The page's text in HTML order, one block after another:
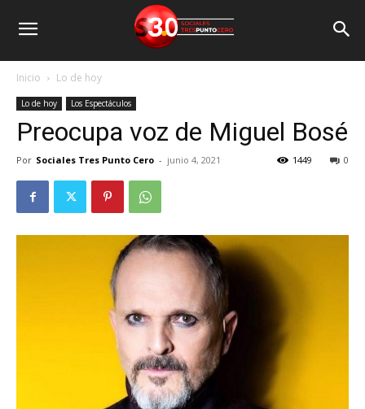
Inicio Lo de hoy
Lo de hoy Los Espectáculos
Preocupa voz de Miguel Bosé
Por Sociales Tres Punto Cero - junio 4, 2021 0
1449